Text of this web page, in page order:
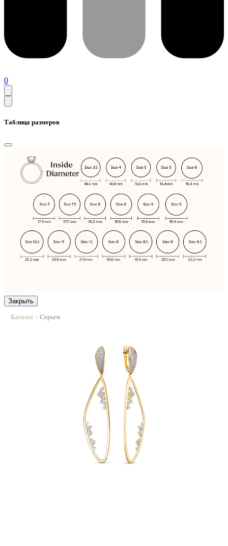
0
Таблица размеров
Закрыть
Каталог | Серьги